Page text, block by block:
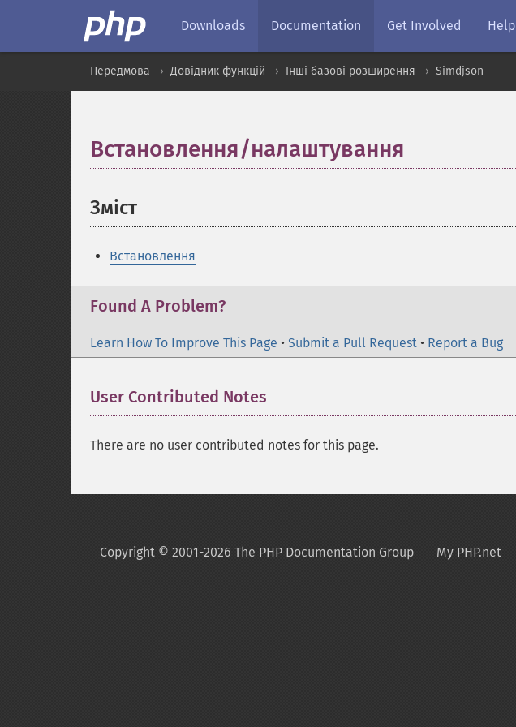
Downloads Documentation Get Involved Help
Передмова Довідник функцій Інші базові розширення Simdjson
Встановлення/налаштування
Зміст
Встановлення
Found A Problem?
Learn How To Improve This Page • Submit a Pull Request • Report a Bug
User Contributed Notes
There are no user contributed notes for this page.
Copyright © 2001-2026 The PHP Documentation Group My PHP.net